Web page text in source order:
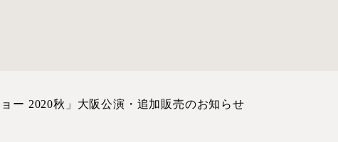
ー 2020秋」大阪公演・追加販売のお知らせ